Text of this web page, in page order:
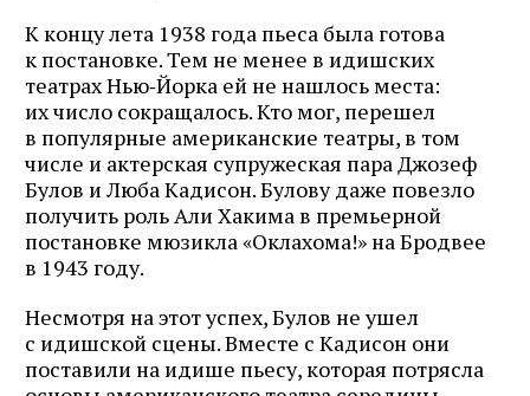
К концу лета 1938 года пьеса была готова
к постановке. Тем не менее в идишских
театрах Нью‑Йорка ей не нашлось места:
их число сокращалось. Кто мог, перешел
в популярные американские театры, в том
числе и актерская супружеская пара Джозеф
Булов и Люба Кадисон. Булову даже повезло
получить роль Али Хакима в премьерной
постановке мюзикла «Оклахома!» на Бродвее
в 1943 году.
Несмотря на этот успех, Булов не ушел
с идишской сцены. Вместе с Кадисон они
поставили на идише пьесу, которая потрясла